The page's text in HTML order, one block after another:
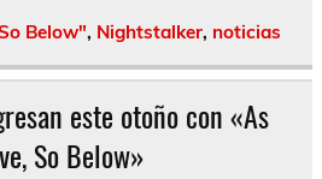
Below", Nightstalker, noticias
este otoño con «As
So Below»